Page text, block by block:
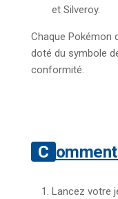
et Silveroy.
Chaque Pokémon
doté du symbole
conformité.
Lancez votre